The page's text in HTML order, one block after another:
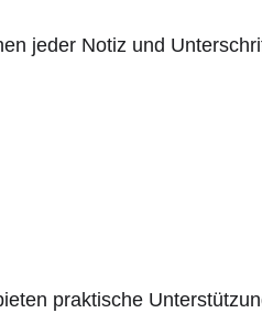
jeder Notiz und
praktische